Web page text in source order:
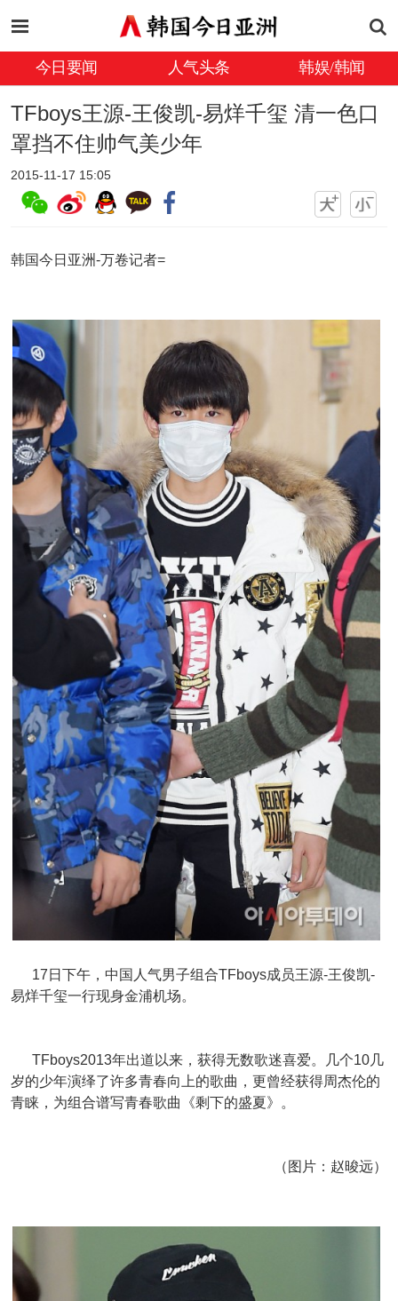
今日要闻 人气头条 韩娱/韩闻
TFboys王源-王俊凯-易烊千玺 清一色口
罩挡不住帅气美少年
2015-11-17 15:05
韩国今日亚洲-万卷记者=
17日下午，中国人气男子组合TFboys成员王源-王俊凯-
易烊千玺一行现身金浦机场。
TFboys2013年出道以来，获得无数歌迷喜爱。几个10几
岁的少年演绎了许多青春向上的歌曲，更曾经获得周杰伦的
青睐，为组合谱写青春歌曲《剩下的盛夏》。
（图片：赵晙远）